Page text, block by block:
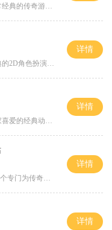
手游传奇单职业发布网是一款非常经典的传奇游戏，它以其创新的2D游戏画面和丰富的角色扮演内容而广受玩家喜爱。这款游戏采用万人在线模式，玩家可以与其他玩家互动，共同探索游
《热血合击版本手游》是一款经典的2D角色扮演类游戏，它延续了传奇游戏的特色，在万人在线的游戏世界中，玩家可以展开激烈的PK对战，感受到真正的游戏乐趣。传奇游戏已经在游戏
详情
《三端传奇手游》是一款备受玩家喜爱的经典动作角色扮演游戏。该游戏在手机、电脑和平板电脑三个平台上均可畅玩，让玩家可以随时随地感受到传奇世界的魅力。下面将为大家介绍
详情
传奇复古1.85手机版发布网站是一个专门为传奇游戏爱好者而设计的游戏平台。作为一款经典的2D游戏，传奇以其独特的角色扮演和万人在线的玩法而备受玩家们的喜爱。传奇游戏以其浓
详情
详情